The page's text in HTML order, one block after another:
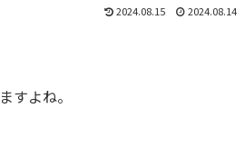
2024.08.15 2024.08.14
すよね。